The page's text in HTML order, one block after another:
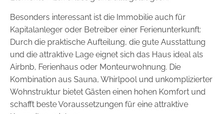
Besonders interessant ist die Immobilie auch für
Kapitalanleger oder Betreiber einer Ferienunterkunft:
Durch die praktische Aufteilung, die gute Ausstattung
und die attraktive Lage eignet sich das Haus ideal als
Airbnb, Ferienhaus oder Monteurwohnung. Die
Kombination aus Sauna, Whirlpool und unkomplizierter
Wohnstruktur bietet Gästen einen hohen Komfort und
schafft beste Voraussetzungen für eine attraktive